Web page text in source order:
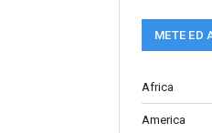
METE ED
Africa
America